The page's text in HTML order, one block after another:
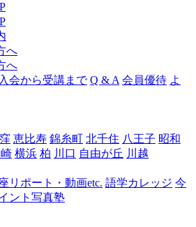
へ
へ
入会から受講まで Q & A 会員優待 よ
恵比寿 錦糸町 北千住 八王子 昭和
横浜 柏 川口 自由が丘 川越
リポート・動画etc. 語学カレッジ 今
ント写真塾